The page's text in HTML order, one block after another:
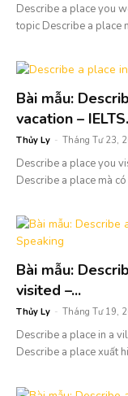
Describe a place you
topic Describe a place
Bài mẫu:
vacation –
Thủy Ly - Tháng Tư 23,
Describe a place you
Describe a place mà
Bài mẫu:
visited –...
Thủy Ly - Tháng Tư 19,
Describe a place in a
Describe a place xuất